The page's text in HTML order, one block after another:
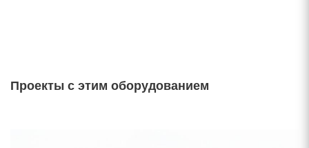
Проекты с этим оборудованием